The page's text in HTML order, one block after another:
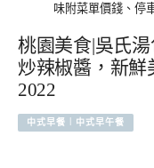
味附菜單價錢、停
桃園美食|吳氏
炒辣椒醬，新鮮
2022
中式早餐︱中式早午餐